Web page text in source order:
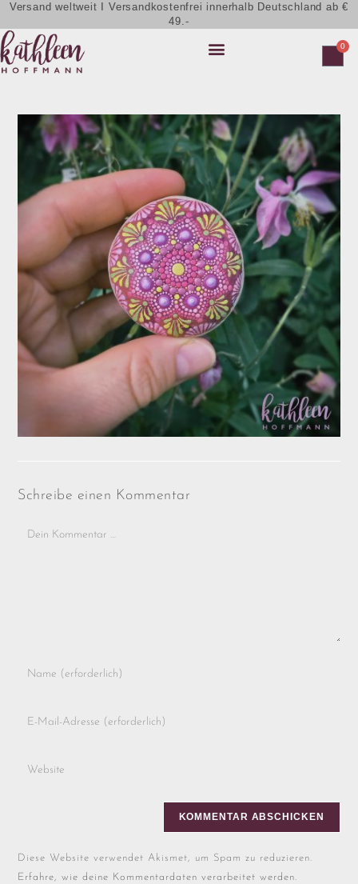
Versand weltweit I Versandkostenfrei innerhalb Deutschland ab €
49.-
0
Schreibe einen Kommentar
Diese Website verwendet Akismet, um Spam zu reduzieren.
Erfahre, wie deine Kommentardaten verarbeitet werden.